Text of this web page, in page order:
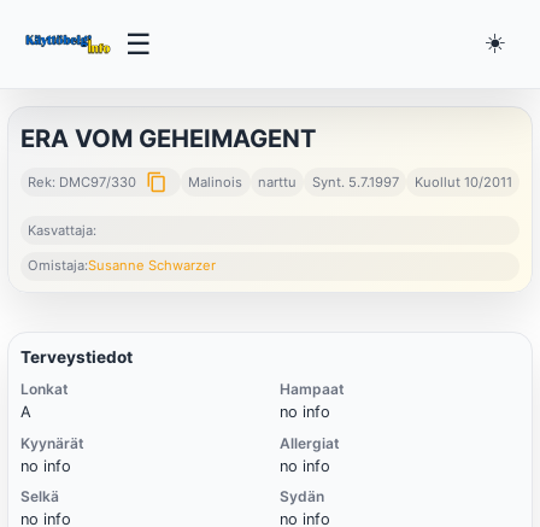
☰ ☀️
ERA VOM GEHEIMAGENT
Rek: DMC97/330 content_copy Malinois narttu Synt. 5.7.1997 Kuollut 10/2011
Kasvattaja:
Omistaja:Susanne Schwarzer
Terveystiedot
Lonkat
A
Kyynärät
no info
Selkä
no info
Hampaat
no info
Allergiat
no info
Sydän
no info